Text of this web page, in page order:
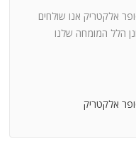
אלקטריק אנו שולחים
הלל המומחה שלנו
אלקטריק